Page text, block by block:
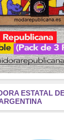
(2163)
(1674)
(1234)
(1070)
(914)
ESTATAL